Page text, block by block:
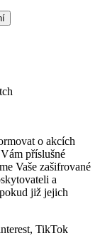
o akcích
příslušné
Vaše zašifrované
a
již jejich
TikTok